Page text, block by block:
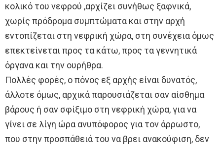
κολικό του νεφρού ,αρχίζει συνήθως ξαφνικά,
χωρίς πρόδρομα συμπτώματα και στην αρχή
εντοπίζεται στη νεφρική χώρα, στη συνέχεια όμως
επεκτείνεται προς τα κάτω, προς τα γεννητικά
όργανα και την ουρήθρα.
Πολλές φορές, ο πόνος εξ αρχής είναι δυνατός,
άλλοτε όμως, αρχικά παρουσιάζεται σαν αίσθημα
βάρους ή σαν σφίξιμο στη νεφρική χώρα, για να
γίνει σε λίγη ώρα ανυπόφορος για τον άρρωστο,
που στην προσπάθειά του να βρει ανακούφιση, δεν